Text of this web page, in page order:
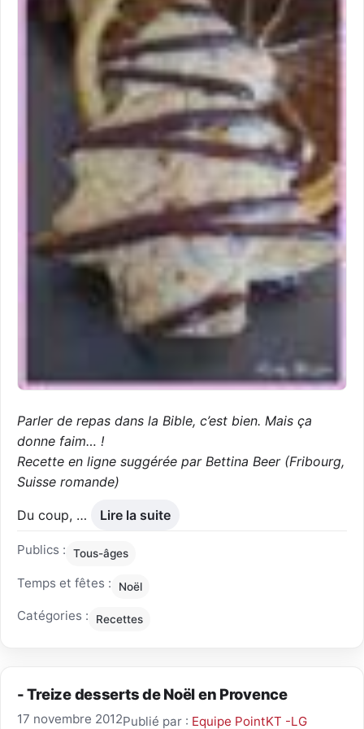
Parler de repas dans la Bible, c’est bien. Mais ça
donne faim… !
Recette en ligne suggérée par Bettina Beer (Fribourg,
Suisse romande)
Du coup, … Lire la suite
Publics : Tous-âges
Temps et fêtes : Noël
Catégories : Recettes
- Treize desserts de Noël en Provence
17 novembre 2012Publié par : Equipe PointKT -LG